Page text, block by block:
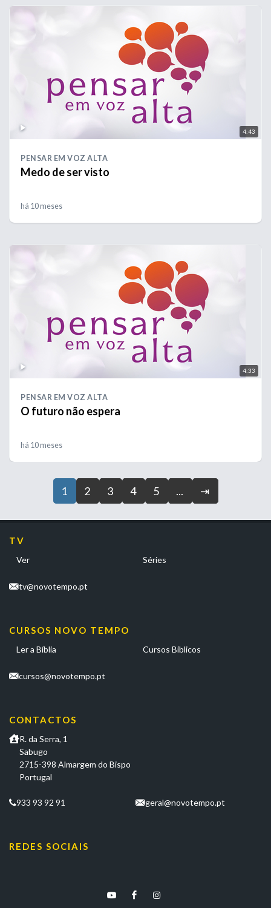
4:43
PENSAR EM VOZ ALTA
Medo de ser visto
há 10 meses
4:33
PENSAR EM VOZ ALTA
O futuro não espera
há 10 meses
1 2 3 4 5 ... ⇥
TV
Ver Séries
tv@novotempo.pt
CURSOS NOVO TEMPO
Ler a Bíblia Cursos Bíblicos
cursos@novotempo.pt
CONTACTOS
R. da Serra, 1
Sabugo
2715-398 Almargem do Bispo
Portugal
933 93 92 91 geral@novotempo.pt
REDES SOCIAIS